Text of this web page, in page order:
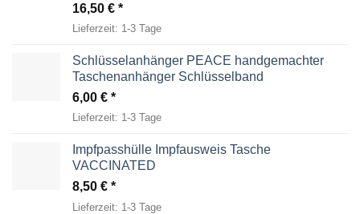
16,50 €
Lieferzeit: 1-3 Tage
Schlüsselanhänger PEACE handgemachter
Taschenanhänger Schlüsselband
6,00 €
Lieferzeit: 1-3 Tage
Impfpasshülle Impfausweis Tasche
VACCINATED
8,50 €
Lieferzeit: 1-3 Tage